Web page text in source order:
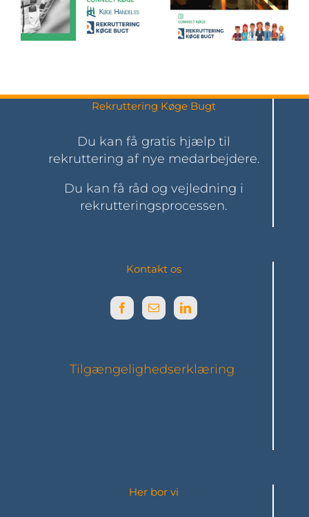
Rekruttering Køge Bugt
Du kan få gratis hjælp til
rekruttering af nye medarbejdere.
Du kan få råd og vejledning i
rekrutteringsprocessen.
Kontakt os
Tilgængelighedserklæring
Her bor vi